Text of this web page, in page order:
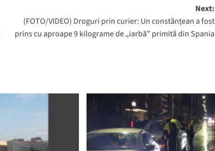
Next:
(FOTO/VIDEO) Droguri prin curier: Un constănțean a fost
prins cu aproape 9 kilograme de „iarbă” primită din Spania